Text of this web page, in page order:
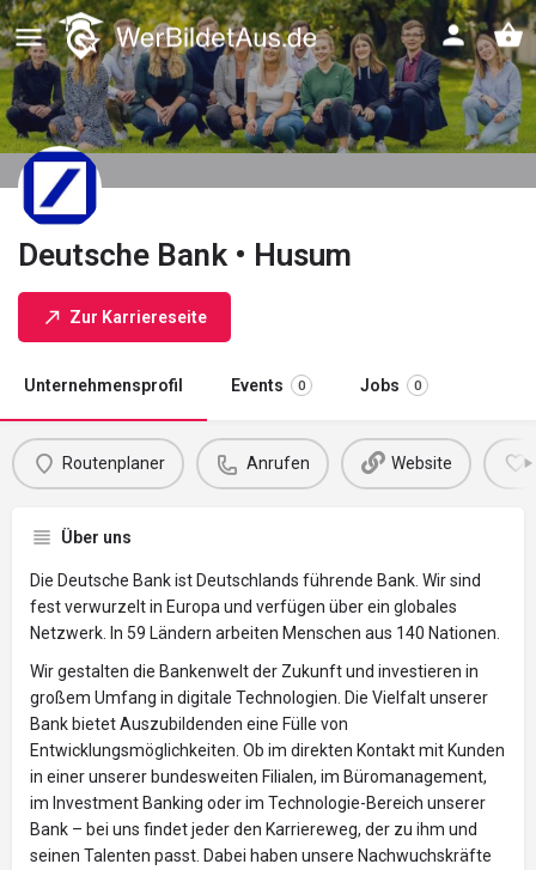
Deutsche Bank • Husum
Zur Karriereseite
Unternehmensprofil Events 0 Jobs 0
Routenplaner Anrufen Website
Über uns
Die Deutsche Bank ist Deutschlands führende Bank. Wir sind
fest verwurzelt in Europa und verfügen über ein globales
Netzwerk. In 59 Ländern arbeiten Menschen aus 140 Nationen.
Wir gestalten die Bankenwelt der Zukunft und investieren in
großem Umfang in digitale Technologien. Die Vielfalt unserer
Bank bietet Auszubildenden eine Fülle von
Entwicklungsmöglichkeiten. Ob im direkten Kontakt mit Kunden
in einer unserer bundesweiten Filialen, im Büromanagement,
im Investment Banking oder im Technologie-Bereich unserer
Bank – bei uns findet jeder den Karriereweg, der zu ihm und
seinen Talenten passt. Dabei haben unsere Nachwuchskräfte